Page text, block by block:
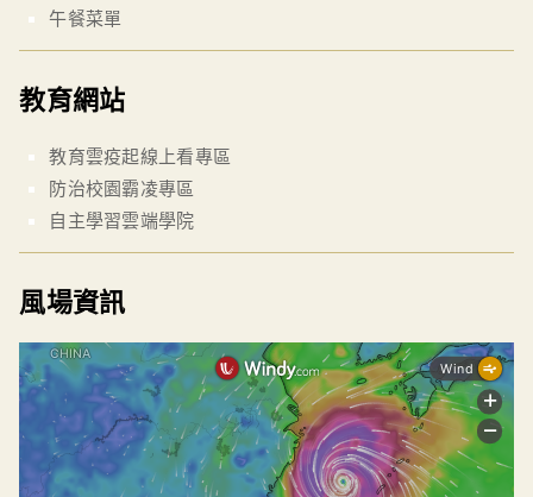
午餐菜單
教育網站
教育雲疫起線上看專區
防治校園霸凌專區
自主學習雲端學院
風場資訊